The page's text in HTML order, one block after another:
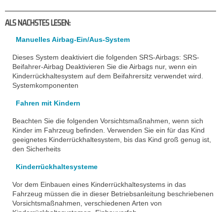
ALS NACHSTES LESEN:
Manuelles Airbag-Ein/Aus-System
Dieses System deaktiviert die folgenden SRS-Airbags: SRS-
Beifahrer-Airbag Deaktivieren Sie die Airbags nur, wenn ein
Kinderrückhaltesystem auf dem Beifahrersitz verwendet wird.
Systemkomponenten
Fahren mit Kindern
Beachten Sie die folgenden Vorsichtsmaßnahmen, wenn sich
Kinder im Fahrzeug befinden. Verwenden Sie ein für das Kind
geeignetes Kinderrückhaltesystem, bis das Kind groß genug ist,
den Sicherheits
Kinderrückhaltesysteme
Vor dem Einbauen eines Kinderrückhaltesystems in das
Fahrzeug müssen die in dieser Betriebsanleitung beschriebenen
Vorsichtsmaßnahmen, verschiedenen Arten von